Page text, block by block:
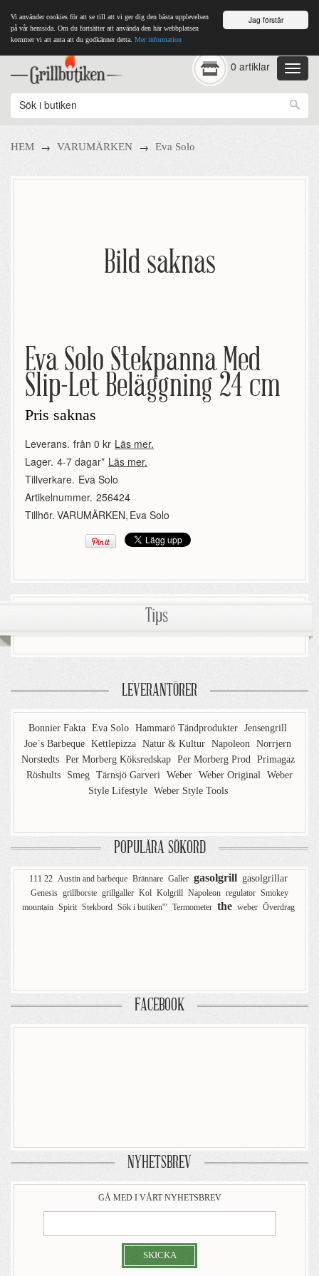
Jag förstår
Vi använder cookies för att se till att vi ger dig den bästa upplevelsen
på vår hemsida. Om du fortsätter att använda den här webbplatsen
kommer vi att anta att du godkänner detta. Mer information
0 artiklar
HEM → VARUMÄRKEN → Eva Solo
Bild saknas
Eva Solo Stekpanna Med
Slip-Let Beläggning 24 cm
Pris saknas
Leverans. från 0 kr Läs mer.
Lager. 4-7 dagar* Läs mer.
Tillverkare. Eva Solo
Artikelnummer. 256424
Tillhör. VARUMÄRKEN, Eva Solo
Tips
LEVERANTÖRER
Bonnier Fakta Eva Solo Hammarö Tändprodukter Jensengrill
Joe´s Barbeque Kettlepizza Natur & Kultur Napoleon Norrjern
Norstedts Per Morberg Köksredskap Per Morberg Prod Primagaz
Röshults
Smeg Tärnsjö Garveri Weber Weber Original Weber
Style Lifestyle Weber Style Tools
POPULÄRA SÖKORD
111 22 Austin and barbeque Brännare Galler gasolgrill gasolgrillar
Genesis grillborste grillgaller Kol Kolgrill Napoleon regulator Smokey
mountain Spirit Stekbord Sök i butiken'" Termometer the weber Överdrag
FACEBOOK
NYHETSBREV
GÅ MED I VÅRT NYHETSBREV
SKICKA